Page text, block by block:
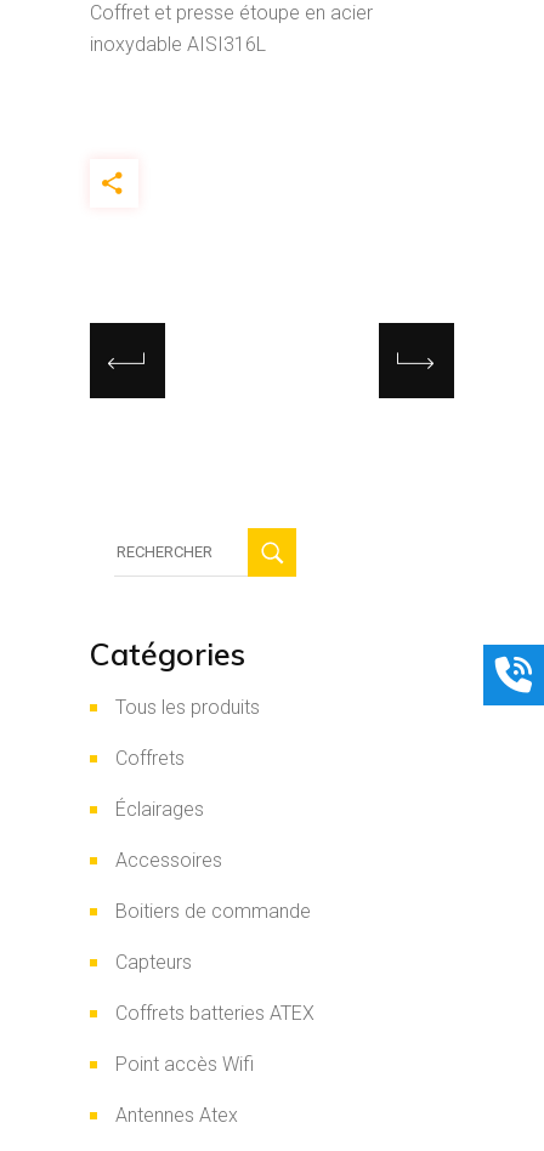
Coffret et presse étoupe en acier
inoxydable AISI316L
Catégories
Tous les produits
Coffrets
Éclairages
Accessoires
Boitiers de commande
Capteurs
Coffrets batteries ATEX
Point accès Wifi
Antennes Atex